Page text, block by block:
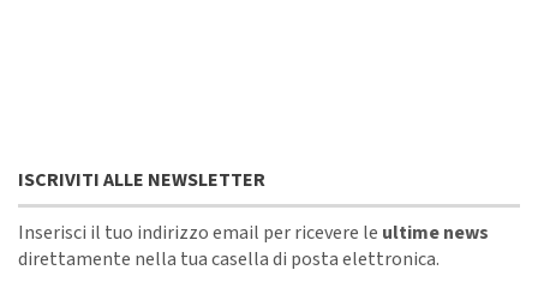
ISCRIVITI ALLE NEWSLETTER
Inserisci il tuo indirizzo email per ricevere le ultime news
direttamente nella tua casella di posta elettronica.